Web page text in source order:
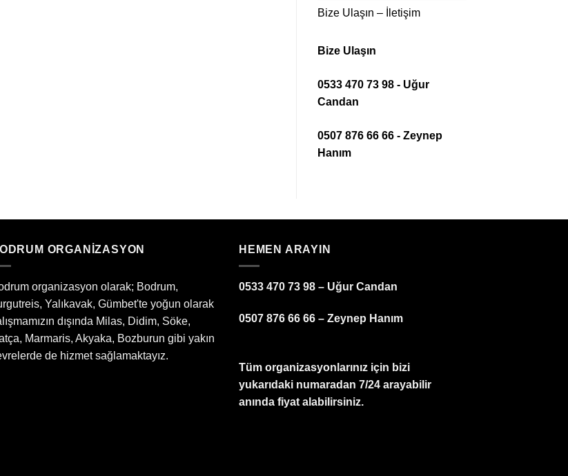
Bize Ulaşın – İletişim
Bize Ulaşın
0533 470 73 98 - Uğur
Candan
0507 876 66 66 - Zeynep
Hanım
ORGANIZASYON
organizasyon olarak; Bodrum,
Yalıkavak, Gümbet'te yoğun olarak
dışında Milas, Didim, Söke,
Marmaris, Akyaka, Bozburun gibi yakın
de hizmet sağlamaktayız.
HEMEN ARAYIN
0533 470 73 98 – Uğur Candan
0507 876 66 66 – Zeynep Hanım
Tüm organizasyonlarınız için bizi
yukarıdaki numaradan 7/24 arayabilir
anında fiyat alabilirsiniz.